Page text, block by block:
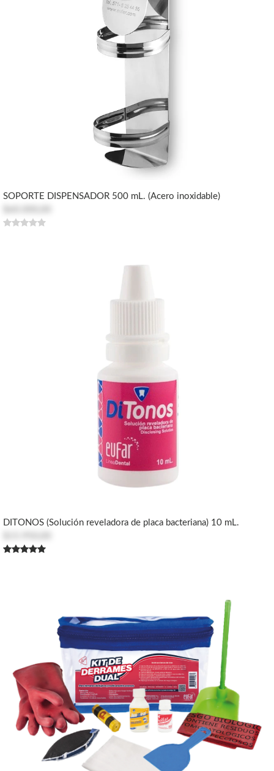
SOPORTE DISPENSADOR 500 mL. (Acero inoxidable)
DITONOS (Solución reveladora de placa bacteriana) 10 mL.